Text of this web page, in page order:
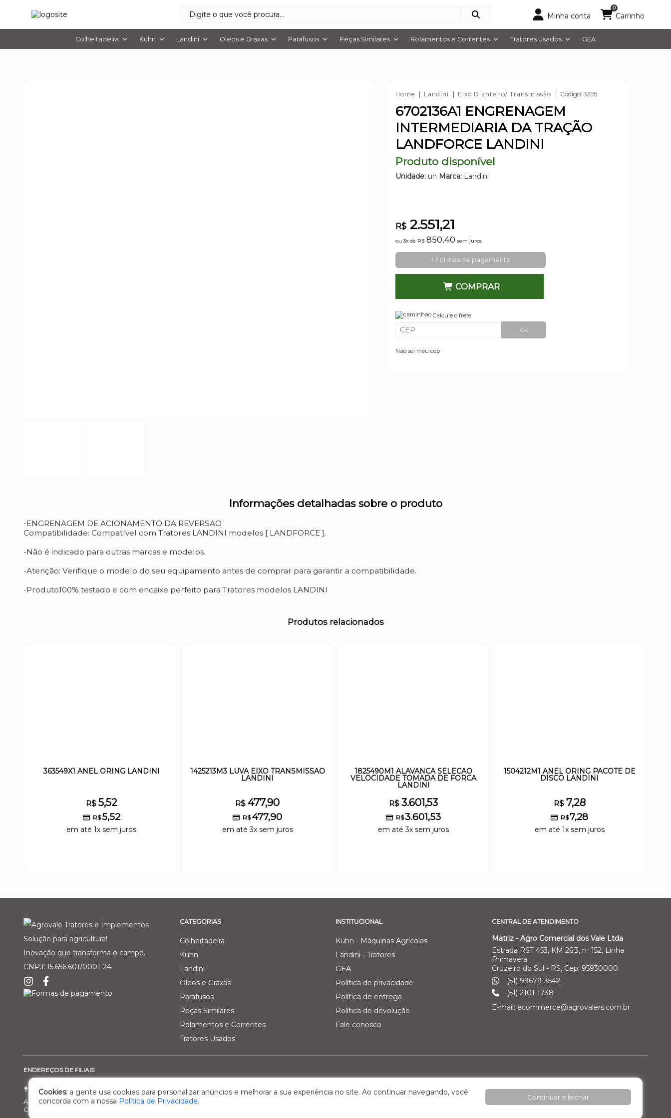
Minha conta
0
Carrinho
Colheitadeira Kuhn Landini Oleos e Graxas Parafusos Peças Similares Rolamentos e Correntes Tratores Usados GEA
Home Landini Eixo Dianteiro/ Transmissão Código: 3395
6702136A1 ENGRENAGEM
INTERMEDIARIA DA TRAÇÃO
LANDFORCE LANDINI
Produto disponível
Unidade: un Marca: Landini
R$ 2.551,21
ou 3x de R$ 850,40sem juros
+ Formas de pagamento
COMPRAR
Calcule o frete
OK
Não sei meu cep
Informações detalhadas sobre o produto
-ENGRENAGEM DE ACIONAMENTO DA REVERSAO
Compatibilidade: Compatível com Tratores LANDINI modelos [ LANDFORCE ].
-Não é indicado para outras marcas e modelos.
-Atenção: Verifique o modelo do seu equipamento antes de comprar para garantir a compatibilidade.
-Produto100% testado e com encaixe perfeito para Tratores modelos LANDINI
Produtos relacionados
363549X1 ANEL ORING LANDINI
R$ 5,52
R$5,52
em até 1x sem juros
1425213M3 LUVA EIXO TRANSMISSAO
LANDINI
R$477,90
R$477,90
em até 3x sem juros
1825490M1 ALAVANCA SELECAO
VELOCIDADE TOMADA DE FORCA
LANDINI
R$3.601,53
R$3.601,53
em até 3x sem juros
1504212M1 ANEL ORING PACOTE DE
DISCO LANDINI
R$ 7,28
R$7,28
em até 1x sem juros
Solução para agricultura!
Inovação que transforma o campo.
CNPJ: 15.656.601/0001-24
CATEGORIAS
Colheitadeira
Kuhn
Landini
Oleos e Graxas
Parafusos
Peças Similares
Rolamentos e Correntes
Tratores Usados
INSTITUCIONAL
Kuhn - Máquinas Agrícolas
Landini - Tratores
GEA
Política de privacidade
Política de entrega
Política de devolução
Fale conosco
CENTRAL DE ATENDIMENTO
Matriz - Agro Comercial dos Vale Ltda
Estrada RST 453, KM 26,3, nº 152, Linha
Primavera
Cruzeiro do Sul - RS, Cep: 95930000
(51) 99679-3542
(51) 2101-1738
E-mail: ecommerce@agrovalers.com.br
ENDEREÇOS DE FILIAIS
Filial 01 - Agro Comercial dos Vale Ltda
Av. Marcelo Gama, 3470, bairro Santa Helena
Cachoeira do Sul/RS – Cep: 95.503-798
Filial 02 - Pecuária Leiteira - GEA
Rod. BR 470, Km 161, nº 5000 – Interior
Filial 03 - Agro Comercial dos Vales Ltda
Filial 04 – Pecuária Leiteira - GEA
Rod. RST 453, Km 26,3 nº 152, - Pavilhão 02 -
Cookies: a gente usa cookies para personalizar anúncios e melhorar a sua experiência no site. Ao continuar navegando, você
concorda com a nossa Política de Privacidade. Continuar e fechar